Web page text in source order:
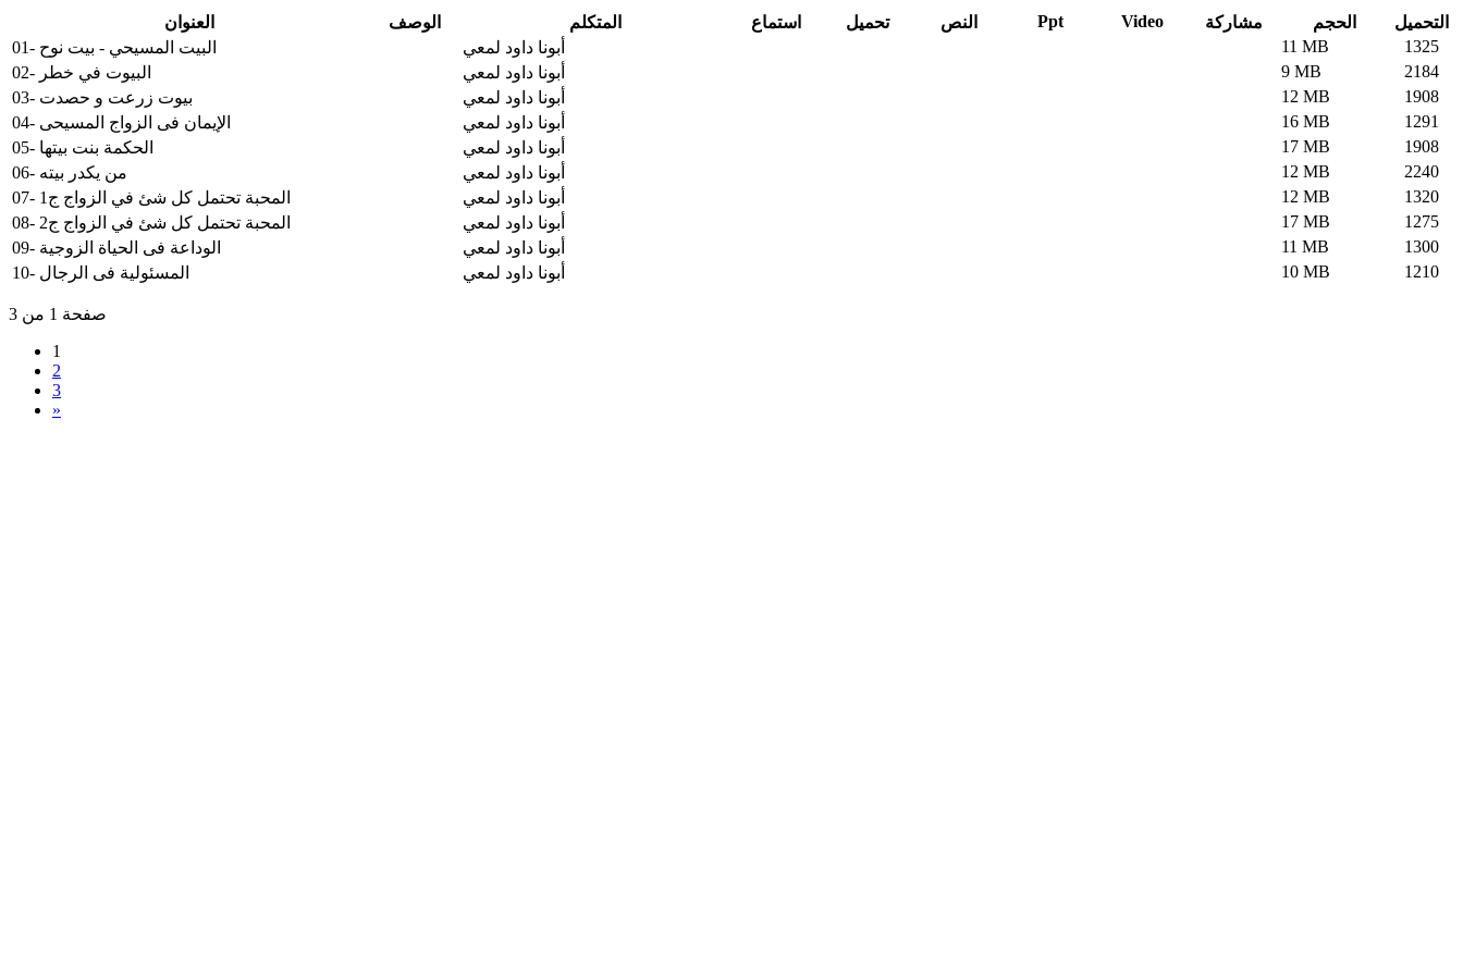
العنوان الوصف المتكلم استماع تحميل النص Ppt Video مشاركة الحجم
التحميل
01- البيت المسيحي - بيت نوح
أبونا داود لمعي 11 MB
1325
02- البيوت في خطر
أبونا داود لمعي 9 MB
2184
03- بيوت زرعت و حصدت
أبونا داود لمعي 12 MB
1908
04- الإيمان فى الزواج المسيحى
أبونا داود لمعي 16 MB
1291
05- الحكمة بنت بيتها
أبونا داود لمعي 17 MB
1908
06- من يكدر بيته
أبونا داود لمعي 12 MB
2240
07- المحبة تحتمل كل شئ في الزواج ج1
أبونا داود لمعي 12 MB
1320
08- المحبة تحتمل كل شئ في الزواج ج2
أبونا داود لمعي 17 MB
1275
09- الوداعة فى الحياة الزوجية
أبونا داود لمعي 11 MB
1300
10- المسئولية فى الرجال
أبونا داود لمعي 10 MB 1210
صفحة 1 من 3
1
2
3
»